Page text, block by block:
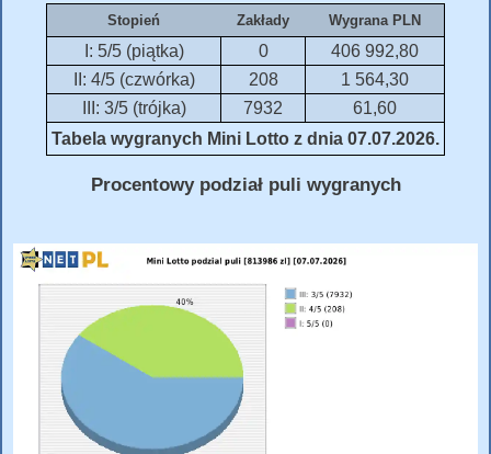
Stopień Zakłady Wygrana PLN
I: 5/5 (piątka) 0
406 992,80
II: 4/5 (czwórka)
208
1 564,30
III: 3/5 (trójka)
7932
61,60
Tabela wygranych Mini Lotto z dnia 07.07.2026.
Procentowy podział puli wygranych